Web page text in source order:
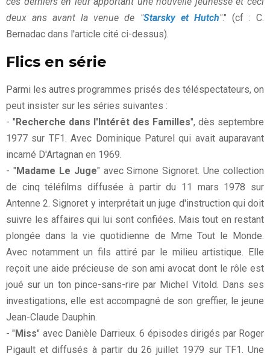
deux ans avant la venue de "Starsky et Hutch"." (cf : C.
Bernadac dans l'article cité ci-dessus).
Flics en série
Parmi les autres programmes prisés des téléspectateurs, on
peut insister sur les séries suivantes :
- "Recherche dans l'Intérêt des Familles", dès septembre
1977 sur TF1. Avec Dominique Paturel qui avait auparavant
incarné D'Artagnan en 1969.
- "Madame Le Juge" avec Simone Signoret. Une collection
de cinq téléfilms diffusée à partir du 11 mars 1978 sur
Antenne 2. Signoret y interprétait un juge d'instruction qui doit
suivre les affaires qui lui sont confiées. Mais tout en restant
plongée dans la vie quotidienne de Mme Tout le Monde.
Avec notamment un fils attiré par le milieu artistique. Elle
reçoit une aide précieuse de son ami avocat dont le rôle est
joué sur un ton pince-sans-rire par Michel Vitold. Dans ses
investigations, elle est accompagné de son greffier, le jeune
Jean-Claude Dauphin.
- "Miss" avec Danièle Darrieux. 6 épisodes dirigés par Roger
Pigault et diffusés à partir du 26 juillet 1979 sur TF1. Une